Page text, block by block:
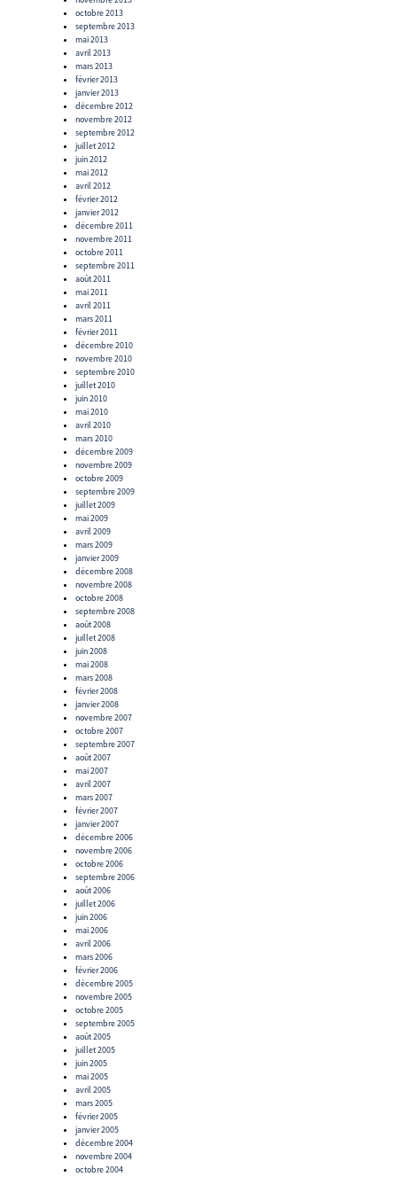
octobre 2013
septembre 2013
mai 2013
avril 2013
mars 2013
février 2013
janvier 2013
décembre 2012
novembre 2012
septembre 2012
juillet 2012
juin 2012
mai 2012
avril 2012
février 2012
janvier 2012
décembre 2011
novembre 2011
octobre 2011
septembre 2011
août 2011
mai 2011
avril 2011
mars 2011
février 2011
décembre 2010
novembre 2010
septembre 2010
juillet 2010
juin 2010
mai 2010
avril 2010
mars 2010
décembre 2009
novembre 2009
octobre 2009
septembre 2009
juillet 2009
mai 2009
avril 2009
mars 2009
janvier 2009
décembre 2008
novembre 2008
octobre 2008
septembre 2008
août 2008
juillet 2008
juin 2008
mai 2008
mars 2008
février 2008
janvier 2008
novembre 2007
octobre 2007
septembre 2007
août 2007
mai 2007
avril 2007
mars 2007
février 2007
janvier 2007
décembre 2006
novembre 2006
octobre 2006
septembre 2006
août 2006
juillet 2006
juin 2006
mai 2006
avril 2006
mars 2006
février 2006
décembre 2005
novembre 2005
octobre 2005
septembre 2005
août 2005
juillet 2005
juin 2005
mai 2005
avril 2005
mars 2005
février 2005
janvier 2005
décembre 2004
novembre 2004
octobre 2004